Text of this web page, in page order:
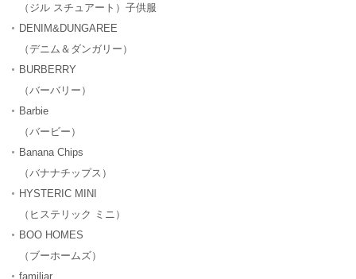
（ジル スチュアート）子供服
DENIM&DUNGAREE
（デニム＆ダンガリー）
BURBERRY
（バーバリー）
Barbie
（バービー）
Banana Chips
（バナナチップス）
HYSTERIC MINI
（ヒステリック ミニ）
BOO HOMES
（ブーホームズ）
familiar